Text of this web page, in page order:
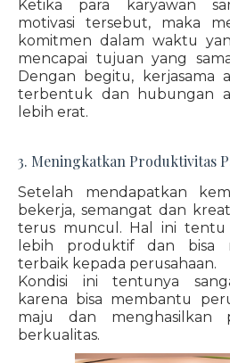
Ketika para karyawan
motivasi tersebut, maka
komitmen dalam waktu
mencapai tujuan yang
Dengan begitu, kerjasama
terbentuk dan hubungan
lebih erat.
3. Meningkatkan Produktivitas
Setelah mendapatkan
bekerja, semangat dan
terus muncul. Hal ini tentu
lebih produktif dan bisa
terbaik kepada perusahaan.
Kondisi ini tentunya
karena bisa membantu
maju dan menghasilkan
berkualitas.